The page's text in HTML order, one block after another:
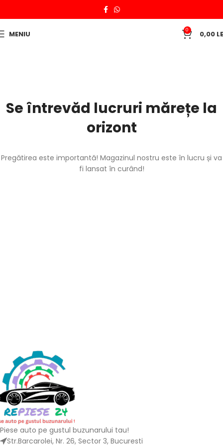
MENIU 0 0,00
Se întrevăd lucruri mărețe la
orizont
Pregătirea este importantă! Magazinul nostru este în lucru și va
fi lansat în curând!
Piese auto pe gustul buzunarului tau!
Str.Barcarolei, Nr. 26, Sector 3, Bucuresti